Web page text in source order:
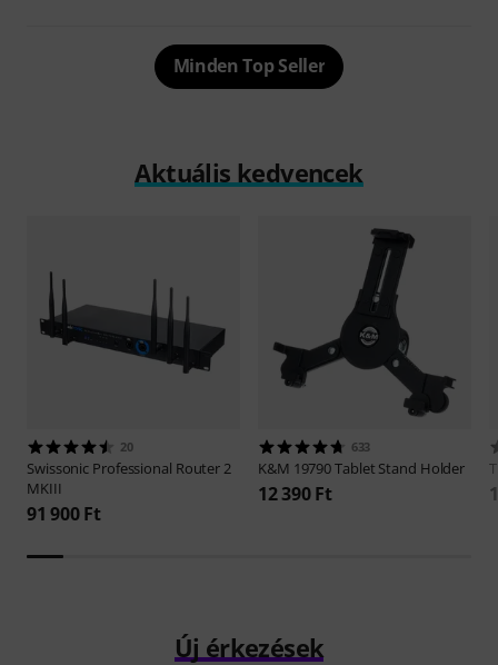
Minden Top Seller
Aktuális kedvencek
20
Swissonic Professional Router 2
MKIII
91 900 Ft
633
K&M 19790 Tablet Stand Holder
12 390 Ft
Új érkezések